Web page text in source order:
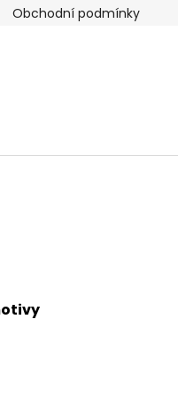
Obchodní podmínky